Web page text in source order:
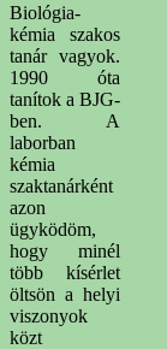
Biológia-
kémia szakos
tanár vagyok.
1990 óta
tanítok a BJG-
ben. A
laborban
kémia
szaktanárként
azon
ügyködöm,
hogy minél
több kísérlet
öltsön a helyi
viszonyok
közt